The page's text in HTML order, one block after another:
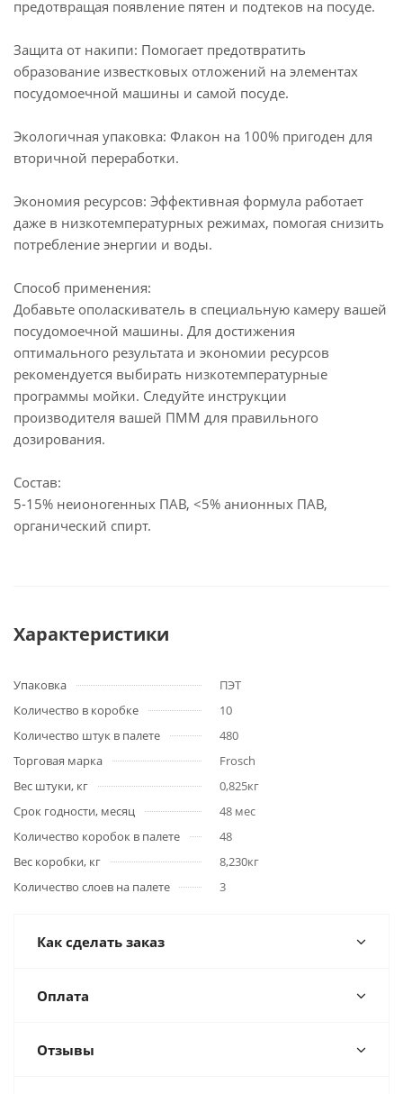
предотвращая появление пятен и подтеков на посуде.
Защита от накипи: Помогает предотвратить
образование известковых отложений на элементах
посудомоечной машины и самой посуде.
Экологичная упаковка: Флакон на 100% пригоден для
вторичной переработки.
Экономия ресурсов: Эффективная формула работает
даже в низкотемпературных режимах, помогая снизить
потребление энергии и воды.
Способ применения:
Добавьте ополаскиватель в специальную камеру вашей
посудомоечной машины. Для достижения
оптимального результата и экономии ресурсов
рекомендуется выбирать низкотемпературные
программы мойки. Следуйте инструкции
производителя вашей ПММ для правильного
дозирования.
Состав:
5-15% неионогенных ПАВ, <5% анионных ПАВ,
органический спирт.
Характеристики
Упаковка
ПЭТ
Количество в коробке
10
Количество штук в палете
480
Торговая марка
Frosch
Вес штуки, кг
0,825кг
Срок годности, месяц
48 мес
Количество коробок в палете
48
Вес коробки, кг
8,230кг
Количество слоев на палете
3
Как сделать заказ
Оплата
Отзывы